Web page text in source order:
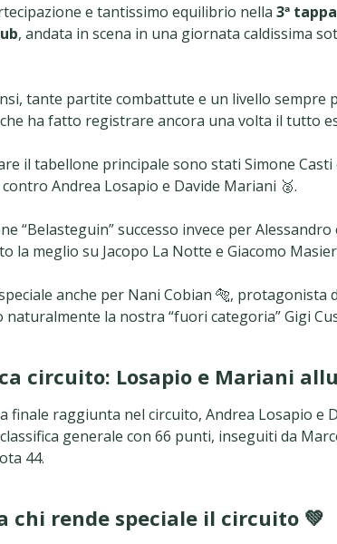
e tantissimo equilibrio nella 3ª
, andata in scena in una giornata caldissima
tante partite combattute e un livello sempre
ha fatto registrare ancora una volta il tutto
il tabellone principale sono stati Simone Casti
Andrea Losapio e Davide Mariani 🥈.
“Belasteguin” successo invece per
la meglio su Jacopo La Notte e Giacomo
anche per Nani Cobian 🐅,
naturalmente la nostra “fuori categoria” Gigi
circuito: Losapio e Mariani
finale raggiunta nel circuito, Andrea Losapio e
generale con 66 punti, inseguiti da
44.
chi rende speciale il circuito 💚